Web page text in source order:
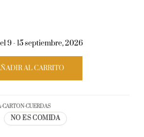
9 - 15 septiembre, 2026
AL CARRITO
CARTON-CUERDAS
NO ES COMIDA